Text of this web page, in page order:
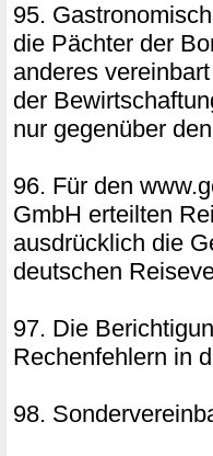
95.
die Pächter der
anderes
der
nur gegenüber
96. Für den
GmbH erteilten
ausdrücklich die
deutschen
97. Die
Rechenfehlern in
98.